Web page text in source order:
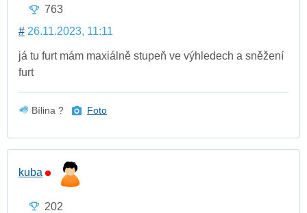
763
# 26.11.2023, 11:11
já tu furt mám maxiálně stupeň ve výhledech a sněžení
furt
Bílina ? Foto
kuba
202